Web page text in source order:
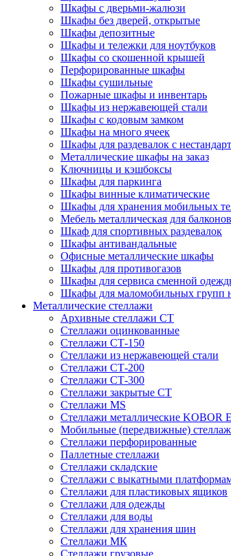
Шкафы с дверьми-жалюзи
Шкафы без дверей, открытые
Шкафы депозитные
Шкафы и тележки для ноутбуков
Шкафы со скошенной крышей
Перфорированные шкафы
Шкафы сушильные
Пожарные шкафы и инвентарь
Шкафы из нержавеющей стали
Шкафы с кодовым замком
Шкафы на много ячеек
Шкафы для раздевалок с
Металлические шкафы на заказ
Ключницы и кэшбоксы
Шкафы для паркинга
Шкафы винные климатические
Шкафы для хранения мобильных
Мебель металлическая для балконов
Шкаф для спортивных раздевалок
Шкафы антивандальные
Офисные металлические шкафы
Шкафы для противогазов
Шкафы для сервиса сменной
Шкафы для маломобильных групп
Металлические стеллажи
Архивные стеллажи СТ
Стеллажи оцинкованные
Стеллажи СТ-150
Стеллажи из нержавеющей стали
Стеллажи СТ-200
Стеллажи СТ-300
Стеллажи закрытые СТ
Стеллажи MS
Стеллажи металлические KOBOR
Мобильные (передвижные)
Стеллажи перфорированные
Паллетные стеллажи
Стеллажи складские
Стеллажи с выкатными
Стеллажи для пластиковых ящиков
Стеллажи для одежды
Стеллажи для воды
Стеллажи для хранения шин
Стеллажи МК
Стеллажи грузовые